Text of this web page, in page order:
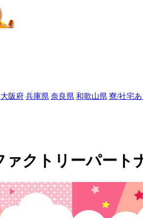
大阪府 兵庫県 奈良県 和歌山県 寮/社宅あ
クトリーパート